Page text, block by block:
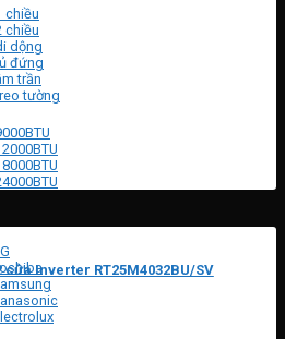
chiều
chiều
dộng
đứng
trần
tường
cửa Inverter RT25M4032BU/SV